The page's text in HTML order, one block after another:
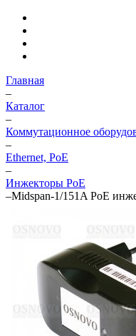
Главная
–
Каталог
–
Коммутационное
–
Ethernet, PoE
–
Инжекторы PoE
–Midspan-1/151A PoE